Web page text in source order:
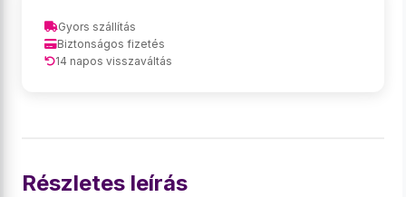
Gyors szállítás
Biztonságos fizetés
14 napos visszaváltás
Részletes leírás